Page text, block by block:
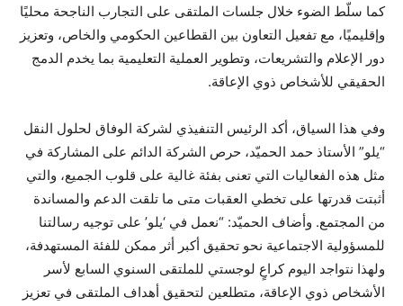
كما سلّط الضوء خلال جلسات الملتقى على التجارب الناجحة محليًا
وإقليميًا، مع تفعيل التعاون بين القطاعين الحكومي والخاص، وتعزيز
دور الإعلام والتشريعات، وتطوير العملية التعليمية بما يخدم الدمج
الحقيقي للأشخاص ذوي الإعاقة.
وفي هذا السياق، أكد الرئيس التنفيذي لشركة الوفاق لحلول النقل
“يلو” الأستاذ حمد الحميّد، حرص الشركة الدائم على المشاركة في
مثل هذه الفعاليات التي تعنى بفئة غالية على قلوب الجميع، والتي
أثبتت قدرتها على تخطي العقبات متى ما تلقت الدعم والمساندة
من المجتمع. وأضاف الحميّد: “نعمل في ‘يلو’ على توجيه رسالتنا
للمسؤولية الاجتماعية نحو تحقيق أكبر أثر ممكن للفئة المستهدفة،
ولهذا نتواجد اليوم كراعٍ لوجستي للملتقى السنوي السابع لأسر
الأشخاص ذوي الإعاقة، متطلعين لتحقيق أهداف الملتقى في تعزيز